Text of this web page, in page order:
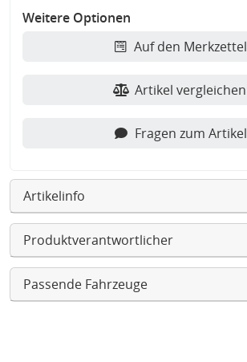
Weitere Optionen
Auf den Merkzettel
Artikel vergleichen
Fragen zum Artikel
Artikelinfo
Produktverantwortlicher
Passende Fahrzeuge